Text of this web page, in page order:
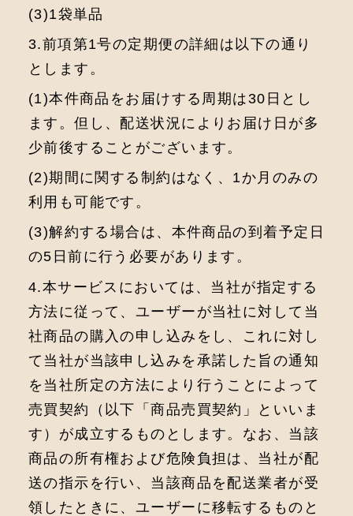
(3)1袋単品
3.前項第1号の定期便の詳細は以下の通り
とします。
(1)本件商品をお届けする周期は30日とし
ます。但し、配送状況によりお届け日が多
少前後することがございます。
(2)期間に関する制約はなく、1か月のみの
利用も可能です。
(3)解約する場合は、本件商品の到着予定日
の5日前に行う必要があります。
4.本サービスにおいては、当社が指定する
方法に従って、ユーザーが当社に対して当
社商品の購入の申し込みをし、これに対し
て当社が当該申し込みを承諾した旨の通知
を当社所定の方法により行うことによって
売買契約（以下「商品売買契約」といいま
す）が成立するものとします。なお、当該
商品の所有権および危険負担は、当社が配
送の指示を行い、当該商品を配送業者が受
領したときに、ユーザーに移転するものと